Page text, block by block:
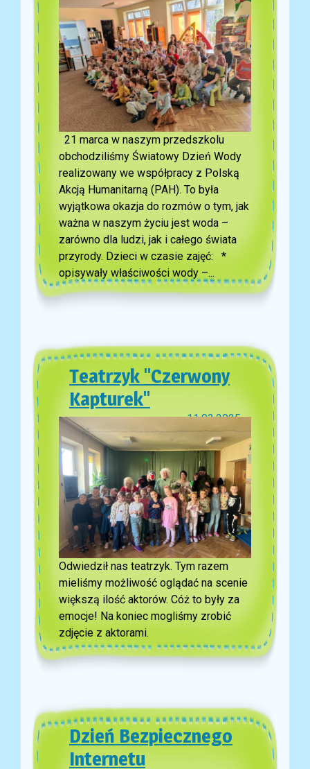
21 marca w naszym przedszkolu
obchodziliśmy Światowy Dzień Wody
realizowany we współpracy z Polską
Akcją Humanitarną (PAH). To była
wyjątkowa okazja do rozmów o tym, jak
ważna w naszym życiu jest woda –
zarówno dla ludzi, jak i całego świata
przyrody. Dzieci w czasie zajęć: *
opisywały właściwości wody –...
Teatrzyk "Czerwony
Kapturek"
11.03.2025
Odwiedził nas teatrzyk. Tym razem
mieliśmy możliwość oglądać na scenie
większą ilość aktorów. Cóż to były za
emocje! Na koniec mogliśmy zrobić
zdjęcie z aktorami.
Dzień Bezpiecznego
Internetu